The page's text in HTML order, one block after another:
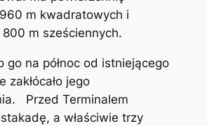
m kwadratowych i
m sześciennych.
go na północ od istniejącego
zakłócało jego
Przed Terminalem
a właściwie trzy